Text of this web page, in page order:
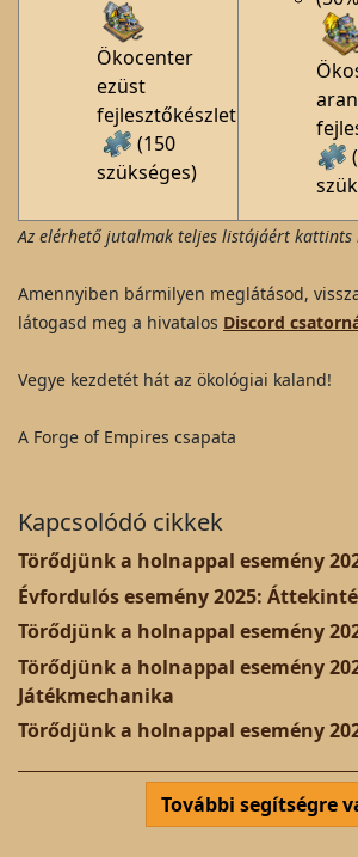
Ökocenter
ezüst
fejlesztőkészlet
(150
szükséges)
Az elérhető jutalmak teljes listájáért kattints
Amennyiben bármilyen meglátásod,
látogasd meg a hivatalos Discord
Vegye kezdetét hát az ökológiai kaland!
A Forge of Empires csapata
Kapcsolódó cikkek
Törődjünk a holnappal esemény
Évfordulós esemény 2025:
Törődjünk a holnappal esemény
Törődjünk a holnappal esemény
Játékmechanika
Törődjünk a holnappal esemény
További segítségre